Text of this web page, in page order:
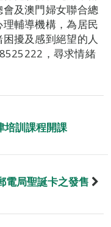
及澳門婦女聯合總
輔導機構，為居民
擾及感到絕望的人
，尋求情緒
培訓課程開課
電局聖誕卡之發售